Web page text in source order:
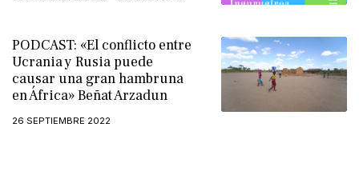
PODCAST: «El conflicto entre
Ucrania y Rusia puede
causar una gran hambruna
en África» Beñat Arzadun
26 SEPTIEMBRE 2022